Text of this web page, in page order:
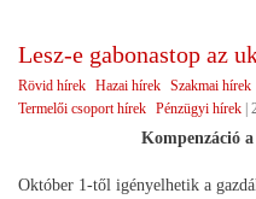
Lesz-e gabonastop az
Rövid hírek Hazai hírek Szakmai hírek
Termelői csoport hírek Pénzügyi hírek |
Kompenzáció a
Október 1-től igényelhetik a